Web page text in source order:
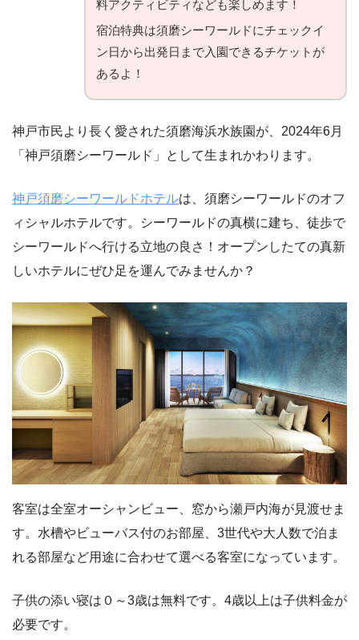
料アクティビティなども楽しめます！
宿泊特典は須磨シーワールドにチェックイ
ン日から出発日まで入園できるチケットが
あるよ！
神戸市民より長く愛された須磨海浜水族園が、2024年6月
「神戸須磨シーワールド」として生まれかわります。
神戸須磨シーワールドホテルは、須磨シーワールドのオフ
ィシャルホテルです。シーワールドの真横に建ち、徒歩で
シーワールドへ行ける立地の良さ！オープンしたての真新
しいホテルにぜひ足を運んでみませんか？
客室は全室オーシャンビュー、窓から瀬戸内海が見渡せま
す。水槽やビューバス付のお部屋、3世代や大人数で泊ま
れる部屋など用途に合わせて選べる客室になっています。
子供の添い寝は０～3歳は無料です。4歳以上は子供料金が
必要です。